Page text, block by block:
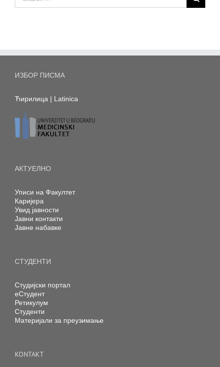
ИЗБОР ПИСМА
Ћирилица | Latinica
АКТУЕЛНО
Уписи на Факултет
Каријера
Увид јавности
Јавни контакти
Јавне набавке
СТУДЕНТИ
Студијски портал
еСтудент
Ретикулум
Студенти
Материјали за преузимање
KONTAKT